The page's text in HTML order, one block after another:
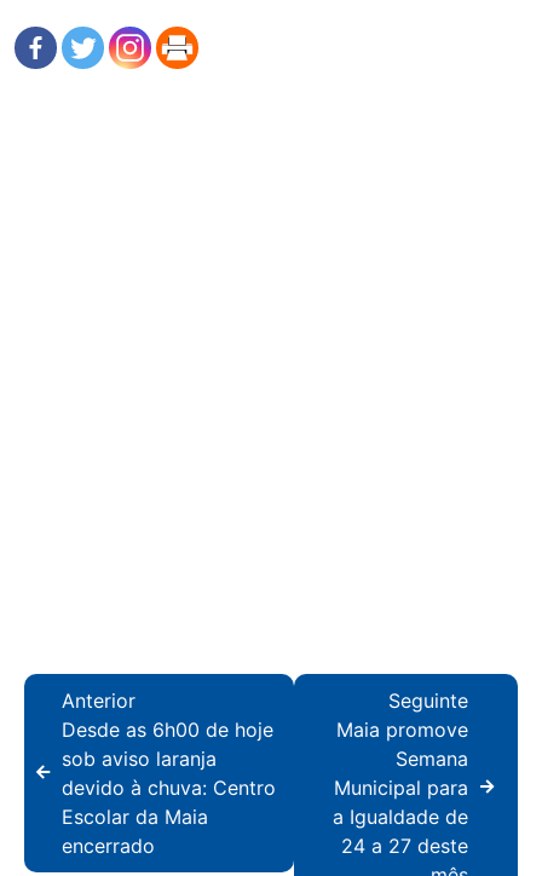
Anterior
Desde as 6h00 de hoje
sob aviso laranja
devido à chuva: Centro
Escolar da Maia
encerrado
Seguinte
Maia promove
Semana
Municipal para
a Igualdade de
24 a 27 deste